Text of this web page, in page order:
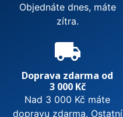
Objednáte dnes, máte
zítra.
local_shipping
Doprava zdarma od
3 000 Kč
Nad 3 000 Kč máte
dopravu zdarma. Ostatní